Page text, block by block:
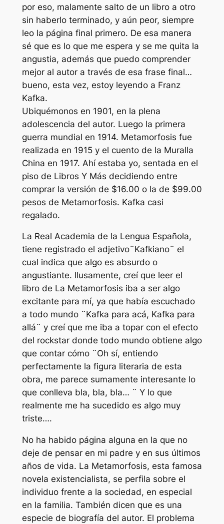
por eso, malamente salto de un libro a otro
sin haberlo terminado, y aún peor, siempre
leo la página final primero. De esa manera
sé que es lo que me espera y se me quita la
angustia, además que puedo comprender
mejor al autor a través de esa frase final…
bueno, esta vez, estoy leyendo a Franz
Kafka.
Ubiquémonos en 1901, en la plena
adolescencia del autor. Luego la primera
guerra mundial en 1914. Metamorfosis fue
realizada en 1915 y el cuento de la Muralla
China en 1917. Ahí estaba yo, sentada en el
piso de Libros Y Más decidiendo entre
comprar la versión de $16.00 o la de $99.00
pesos de Metamorfosis. Kafka casi
regalado.
La Real Academia de la Lengua Española,
tiene registrado el adjetivo¨Kafkiano¨ el
cual indica que algo es absurdo o
angustiante. Ilusamente, creí que leer el
libro de La Metamorfosis iba a ser algo
excitante para mí, ya que había escuchado
a todo mundo ¨Kafka para acá, Kafka para
allá¨ y creí que me iba a topar con el efecto
del rockstar donde todo mundo obtiene algo
que contar cómo ¨Oh sí, entiendo
perfectamente la figura literaria de esta
obra, me parece sumamente interesante lo
que conlleva bla, bla, bla… ¨ Y lo que
realmente me ha sucedido es algo muy
triste….
No ha habido página alguna en la que no
deje de pensar en mi padre y en sus últimos
años de vida. La Metamorfosis, esta famosa
novela existencialista, se perfila sobre el
individuo frente a la sociedad, en especial
en la familia. También dicen que es una
especie de biografía del autor. El problema